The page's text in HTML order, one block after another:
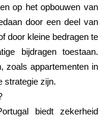
op het opbouwen van
door een deel van
door kleine bedragen te
bijdragen toestaan.
zoals appartementen in
strategie zijn.
biedt zekerheid